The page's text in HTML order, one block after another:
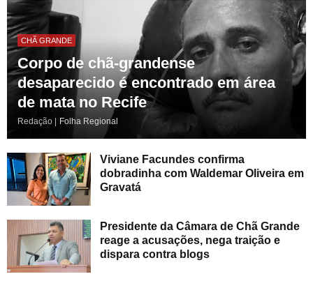
CHÃ GRANDE
Corpo de chã-grandense
desaparecido é encontrado em área
de mata no Recife
Redação | Folha Regional
Viviane Facundes confirma
dobradinha com Waldemar Oliveira em
Gravatá
Presidente da Câmara de Chã Grande
reage a acusações, nega traição e
dispara contra blogs